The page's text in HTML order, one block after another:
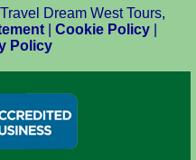
Dream West Tours,
|Cookie Policy
Policy